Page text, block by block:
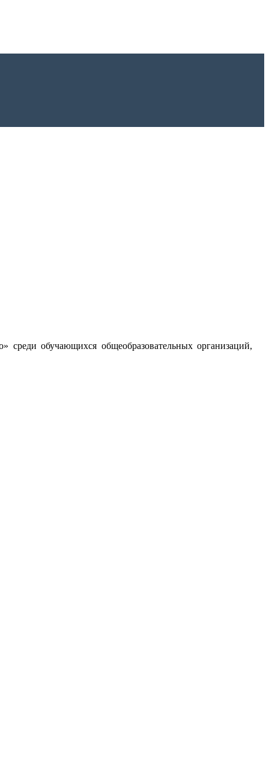
обучающихся общеобразовательных организаций,